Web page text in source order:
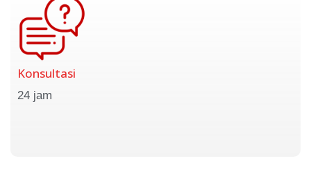
Konsultasi
24 jam